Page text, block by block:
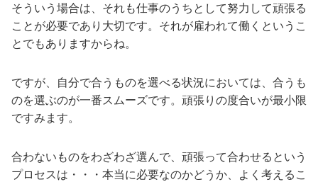
そういう場合は、それも仕事のうちとして努力して頑張る
ことが必要であり大切です。それが雇われて働くというこ
とでもありますからね。
ですが、自分で合うものを選べる状況においては、合うも
のを選ぶのが一番スムーズです。頑張りの度合いが最小限
ですみます。
合わないものをわざわざ選んで、頑張って合わせるという
プロセスは・・・本当に必要なのかどうか、よく考えるこ